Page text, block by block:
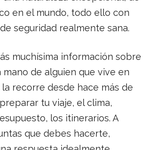
en el mundo, todo ello con
seguridad realmente sana.
muchísima información sobre
mano de alguien que vive en
recorre desde hace más de
tu viaje, el clima,
los itinerarios. A
que debes hacerte,